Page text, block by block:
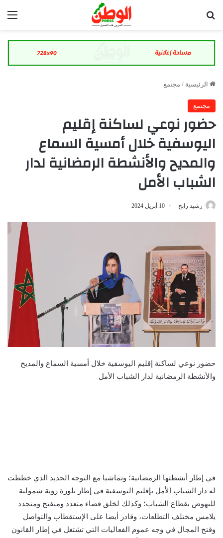
الرئيسية / مجتمع
مجتمع
حضور نوعي لساكنة إقليم
اليوسفية خلال أمسية السماع
والمديح والأنشطة الرمضانية لدار
الشباب الأمل
رشيد رابح 10 أبريل 2024
حضور نوعي لساكنة إقليم اليوسفية خلال أمسية السماع والمديح
والأنشطة الرمضانية لدار الشباب الأمل
في إطار أنشطتها الرمضانية؛ وتماشيا مع التوجه الجديد الذي خططت
له دار الشباب الأمل بإقليم اليوسفية في إطار بلورة رؤية شمولية
للنهوض بقطاع الشباب؛ وكذلك لخلق فضاء متعدد ومنفتح ومتجدد
يلامس مختلف التطلعات، وقادر أيضا على الإستقطاب والتواصل
وفتح المجال في وجه عموم الفعاليات التي تشتغل في إطار القانون